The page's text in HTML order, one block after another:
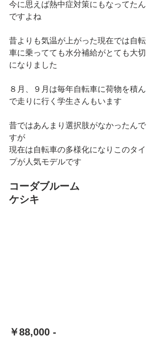
今に思えば熱中症対策にもなってたん
ですよね
昔よりも気温が上がった現在では自転
車に乗ってても水分補給がとても大切
になりました
８月、９月は毎年自転車に荷物を積ん
で走りに行く学生さんもいます
昔ではあんまり選択肢がなかったんで
すが
現在は自転車の多様化になりこのタイ
プが人気モデルです
コーダブルーム
ケシキ
￥88,000 -